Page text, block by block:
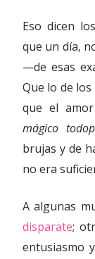
Eso dicen
que un día,
—de esas
Que lo de
que el
mágico
brujas y de
no era
A algunas
disparate;
entusiasmo